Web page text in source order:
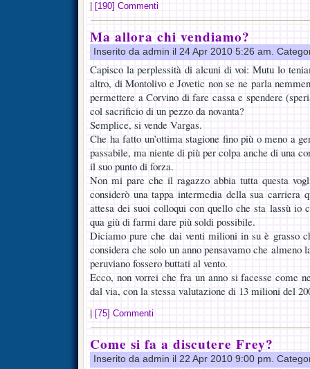
[190] Commenti
Ma allora chi vendiamo?
Inserito da admin il 24 Apr 2010 5:26 am.
Capisco la perplessità di alcuni di voi: Mutu lo
altro, di Montolivo e Jovetic non se ne parla
permettere a Corvino di fare cassa e spendere
col sacrificio di un pezzo da novanta?
Semplice, si vende Vargas.
Che ha fatto un’ottima stagione fino più o meno a
passabile, ma niente di più per colpa anche di una
il suo punto di forza.
Non mi pare che il ragazzo abbia tutta questa
considerò una tappa intermedia della sua carriera
attesa dei suoi colloqui con quello che sta lassù io
qua giù di farmi dare più soldi possibile.
Diciamo pure che dai venti milioni in su è grasso
considera che solo un anno pensavamo che
peruviano fossero buttati al vento.
Ecco, non vorrei che fra un anno si facesse come
dal via, con la stessa valutazione di 13 milioni del
[75] Commenti
Come si fa a discutere Frey?
Inserito da admin il 22 Apr 2010 9:00 pm.